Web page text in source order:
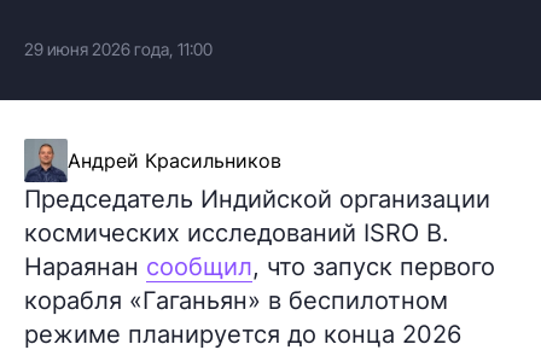
29 июня 2026 года, 11:00
Андрей Красильников
Председатель Индийской организации
космических исследований ISRO В.
Нараянан сообщил, что запуск первого
корабля «Гаганьян» в беспилотном
режиме планируется до конца 2026